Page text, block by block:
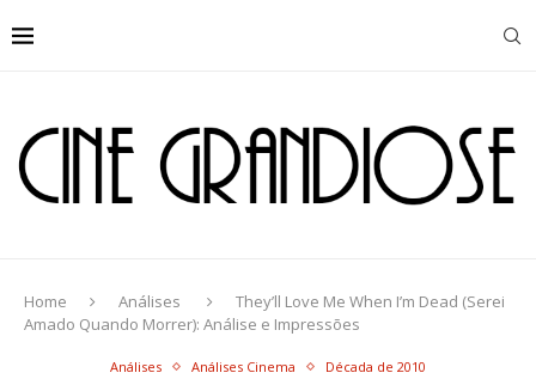
Home Análises
They’ll Love Me When I’m Dead (Serei
Amado Quando Morrer): Análise e Impressões
Análises Análises Cinema Década de 2010